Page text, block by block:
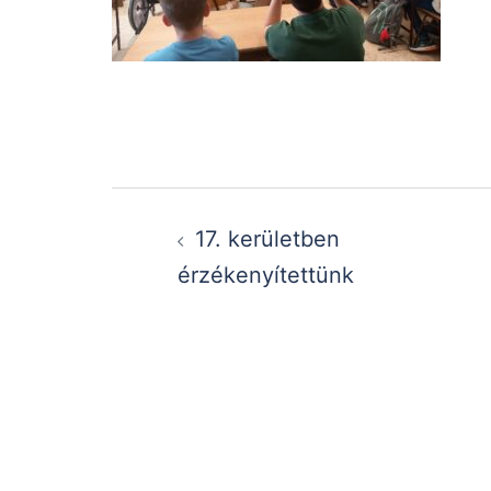
navigation
17. kerületben
érzékenyítettünk